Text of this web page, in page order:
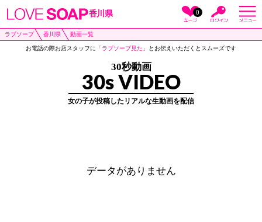
香川県 0
ラブソープ 香川県 動画一覧
お電話の際お店スタッフに 「ラブソープ見た」 とお伝えいただくとスムーズです
30秒動画
30s VIDEO
女の子が投稿したリアルな生動画を配信
データがありません